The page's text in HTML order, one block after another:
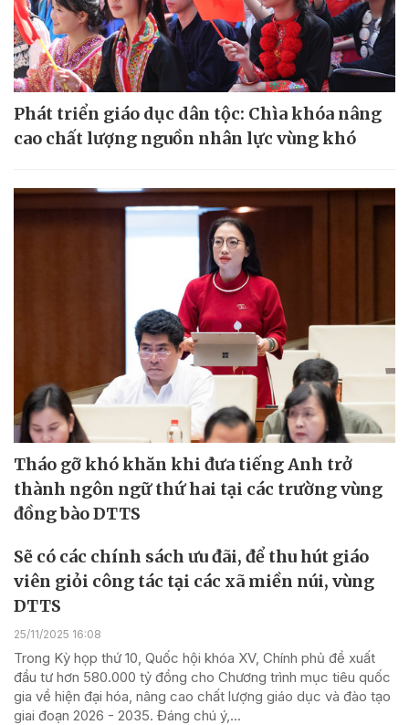
Phát triển giáo dục dân tộc: Chìa khóa nâng
cao chất lượng nguồn nhân lực vùng khó
Tháo gỡ khó khăn khi đưa tiếng Anh trở
thành ngôn ngữ thứ hai tại các trường vùng
đồng bào DTTS
Sẽ có các chính sách ưu đãi, để thu hút giáo
viên giỏi công tác tại các xã miền núi, vùng
DTTS
25/11/2025 16:08
Trong Kỳ họp thứ 10, Quốc hội khóa XV, Chính phủ đề xuất
đầu tư hơn 580.000 tỷ đồng cho Chương trình mục tiêu quốc
gia về hiện đại hóa, nâng cao chất lượng giáo dục và đào tạo
giai đoạn 2026 - 2035. Đáng chú ý,...